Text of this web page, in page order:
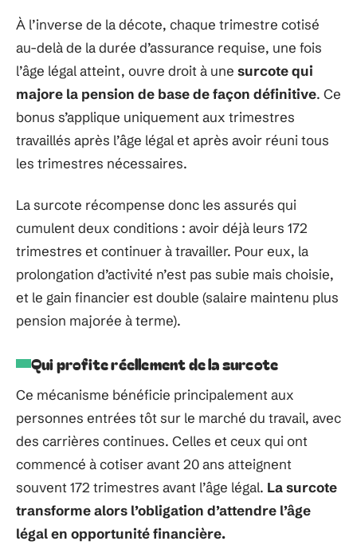
À l’inverse de la décote, chaque trimestre cotisé
au-delà de la durée d’assurance requise, une fois
l’âge légal atteint, ouvre droit à une surcote qui
majore la pension de base de façon définitive. Ce
bonus s’applique uniquement aux trimestres
travaillés après l’âge légal et après avoir réuni tous
les trimestres nécessaires.
La surcote récompense donc les assurés qui
cumulent deux conditions : avoir déjà leurs 172
trimestres et continuer à travailler. Pour eux, la
prolongation d’activité n’est pas subie mais choisie,
et le gain financier est double (salaire maintenu plus
pension majorée à terme).
Qui profite réellement de la surcote
Ce mécanisme bénéficie principalement aux
personnes entrées tôt sur le marché du travail, avec
des carrières continues. Celles et ceux qui ont
commencé à cotiser avant 20 ans atteignent
souvent 172 trimestres avant l’âge légal. La surcote
transforme alors l’obligation d’attendre l’âge
légal en opportunité financière.